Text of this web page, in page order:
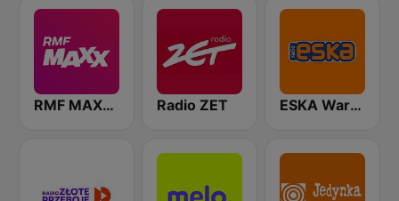
RMF MAXXX Radio ZET ESKA Warszawa